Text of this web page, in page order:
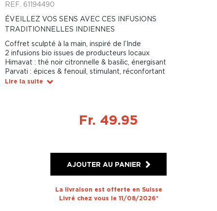
REF. 61194490
ÉVEILLEZ VOS SENS AVEC CES INFUSIONS
TRADITIONNELLES INDIENNES
Coffret sculpté à la main, inspiré de l’Inde
2 infusions bio issues de producteurs locaux
Himavat : thé noir citronnelle & basilic, énergisant
Parvati : épices & fenouil, stimulant, réconfortant
Lire la suite
Fr. 49.95
AJOUTER AU PANIER
La livraison est offerte en Suisse
Livré chez vous le 11/08/2026*